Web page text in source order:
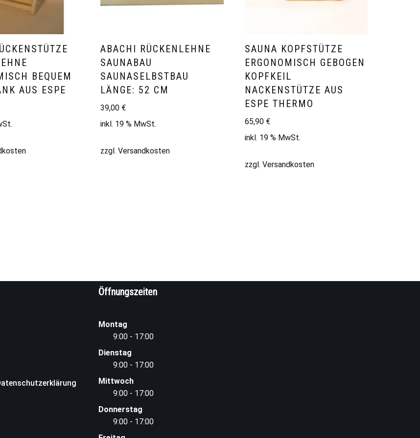
BEQUEM
AUS ESPE
ABACHI RÜCKENLEHNE
SAUNABAU
SAUNASELBSTBAU
LÄNGE: 52 CM
39,00 €
inkl. 19 % MwSt.
zzgl.Versandkosten
SAUNA KOPFSTÜTZE
ERGONOMISCH GEBOGEN
KOPFKEIL
NACKENSTÜTZE AUS
ESPE THERMO
65,90 €
inkl. 19 % MwSt.
zzgl.Versandkosten
Öffnungszeiten
Montag
9:00 - 17:00
Dienstag
9:00 - 17:00
Mittwoch
9:00 - 17:00
Donnerstag
9:00 - 17:00